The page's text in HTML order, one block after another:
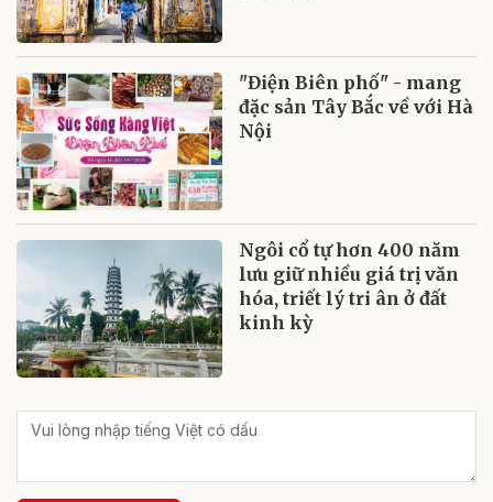
"Điện Biên phố" - mang
đặc sản Tây Bắc về với Hà
Nội
Ngôi cổ tự hơn 400 năm
lưu giữ nhiều giá trị văn
hóa, triết lý tri ân ở đất
kinh kỳ